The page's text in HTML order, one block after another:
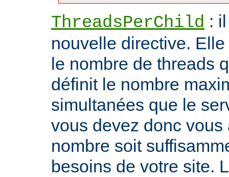
ThreadsPerChild :
nouvelle directive.
le nombre de threads
définit le nombre
simultanées que le
vous devez donc vous
nombre soit
besoins de votre site.